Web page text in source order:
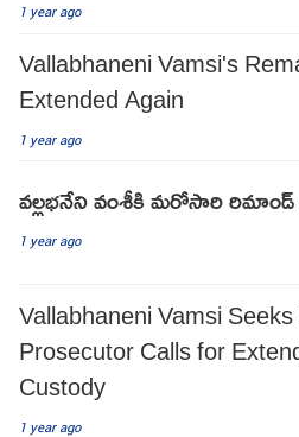
1 year ago
Vallabhaneni Vamsi's
Extended Again
1 year ago
వల్లభనేని వంశీకి మరోసారి
1 year ago
Vallabhaneni Vamsi
Prosecutor Calls for
Custody
1 year ago